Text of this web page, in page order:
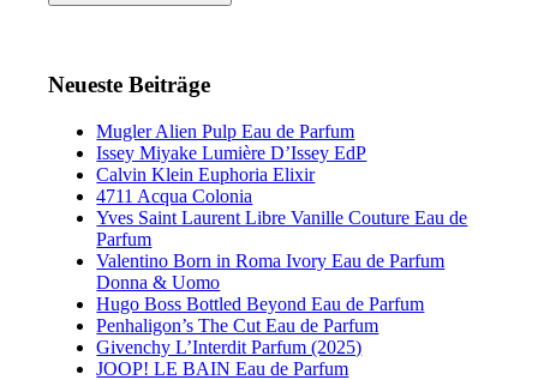
Neueste Beiträge
Mugler Alien Pulp Eau de Parfum
Issey Miyake Lumière D’Issey EdP
Calvin Klein Euphoria Elixir
4711 Acqua Colonia
Yves Saint Laurent Libre Vanille Couture Eau de
Parfum
Valentino Born in Roma Ivory Eau de Parfum
Donna & Uomo
Hugo Boss Bottled Beyond Eau de Parfum
Penhaligon’s The Cut Eau de Parfum
Givenchy L’Interdit Parfum (2025)
JOOP! LE BAIN Eau de Parfum